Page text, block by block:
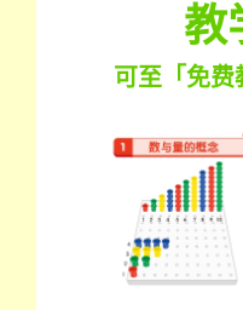
教
可至「免费